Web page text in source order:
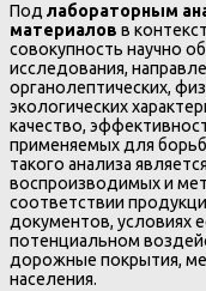
Под лабораторным
материалов в
совокупность научно
исследования,
органолептических,
экологических
качество,
применяемых для
такого анализа
воспроизводимых и
соответствии
документов, условиях
потенциальном
дорожные покрытия,
населения.